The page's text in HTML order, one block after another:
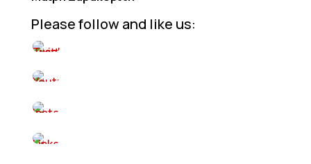
Please follow and like us: